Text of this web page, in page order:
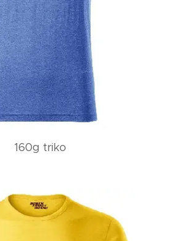
160g triko